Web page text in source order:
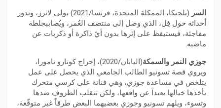
السر
(بلجيكا، الممكلة المتحدة، فرنسا/2021) بولي لانرز، وتدور
أحداثه حول فِل، الذي وصل إلى منتصف العُمر، ويُصاببجلطة
مفاجئة، فيستيقظ على إثرها بدون أيّ ذاكرة أو ذكريات عن
ماضيه.
جوزي النمر والسمكة
(اليابان/2020)، إخراج كوتارو تامورا،
ويروي قصة تسونيو الطالب الجامعي الذي يحصل على عمل
يتلخص في مساعدة جوزي، وهي فنانة على كرسي متحرك
يأخذها خيالها بعيداً عن واقعها، ولكن تنقلب الظروف ضدها
وتسوء، ويلهم تسونيو وجوزي بعضيهما البعض طرقاً غير متوقّعة،